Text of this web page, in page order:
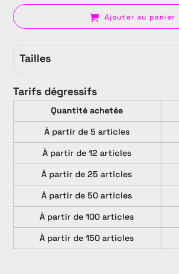
Ajouter au panier
Tailles
Tarifs dégressifs
Quantité achetée
À partir de 5 articles
À partir de 12 articles
À partir de 25 articles
À partir de 50 articles
À partir de 100 articles
À partir de 150 articles